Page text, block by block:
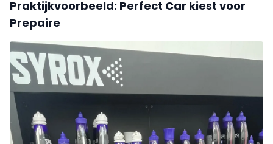
Praktijkvoorbeeld: Perfect Car kiest voor
Prepaire